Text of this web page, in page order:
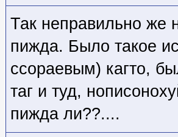
Так неправильно же
пижда. Было такое
ссораевым) кагто,
таг и туд,
пижда ли??....